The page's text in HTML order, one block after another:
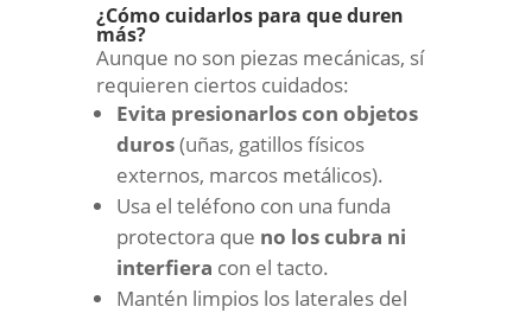
¿Cómo cuidarlos para que duren
más?
Aunque no son piezas mecánicas, sí
requieren ciertos cuidados:
Evita presionarlos con objetos
duros(uñas, gatillos físicos
externos, marcos metálicos).
Usa el teléfono con una funda
protectora que no los cubra ni
interfiera con el tacto.
Mantén limpios los laterales del